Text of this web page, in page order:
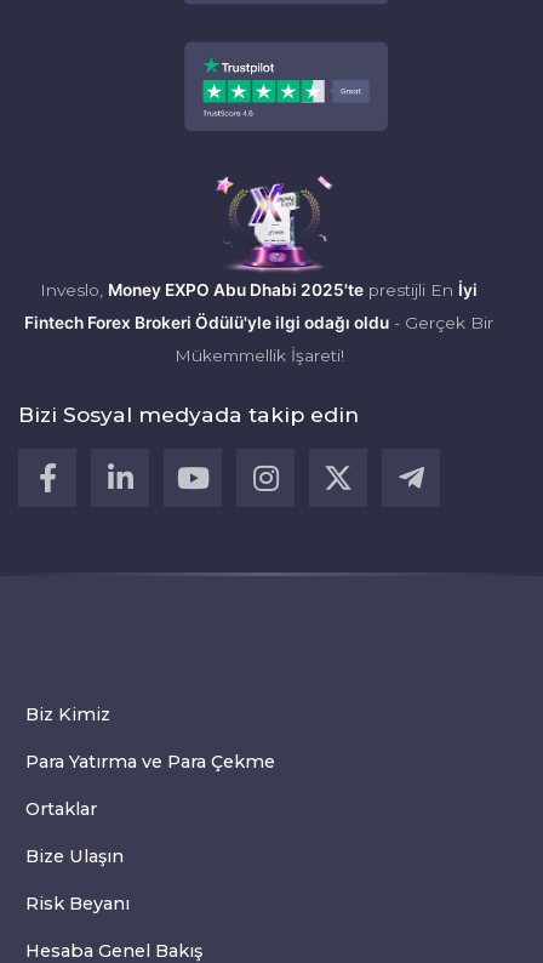
Inveslo, Money EXPO Abu Dhabi 2025'te prestijli En İyi
Fintech Forex Brokeri Ödülü'yle ilgi odağı oldu - Gerçek Bir
Mükemmellik İşareti!
Bizi Sosyal medyada takip edin
Biz Kimiz
Para Yatırma ve Para Çekme
Ortaklar
Bize Ulaşın
Risk Beyanı
Hesaba Genel Bakış